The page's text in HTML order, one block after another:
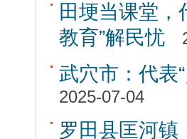
田埂当课堂，
教育”解民忧
武穴市：代表
2025-07-04
罗田县匡河镇